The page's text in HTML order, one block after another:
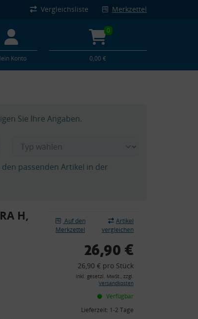
Vergleichsliste Merkzettel
Konto
0
0,00 €
Sie Ihre Angaben.
passenden Artikel in der
H,
Auf den
Merkzettel
Artikel
vergleichen
26,90 €
26,90 € pro Stück
inkl. gesetzl. MwSt., zzgl.
Versandkosten
Verfügbar
Lieferzeit: 1-2 Tage